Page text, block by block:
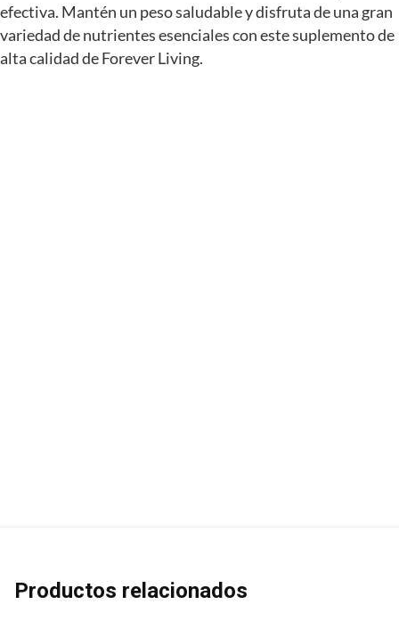
efectiva. Mantén un peso saludable y disfruta de una gran
variedad de nutrientes esenciales con este suplemento de
alta calidad de Forever Living.
Productos relacionados